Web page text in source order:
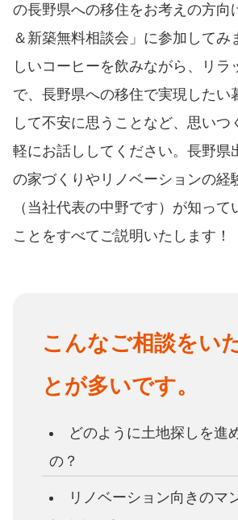
の長野県への移住をお考えの方向
＆新築無料相談会」に参加してみ
しいコーヒーを飲みながら、リラ
で、長野県への移住で実現したい
して不安に思うことなど、思いつ
軽にお話ししてください。長野県
の家づくりやリノベーションの経
（当社代表の中野です）が知って
ことをすべてご説明いたします！
こんなご相談をい
とが多いです。
どのように土地探しを進
の？
リノベーション向きのマ